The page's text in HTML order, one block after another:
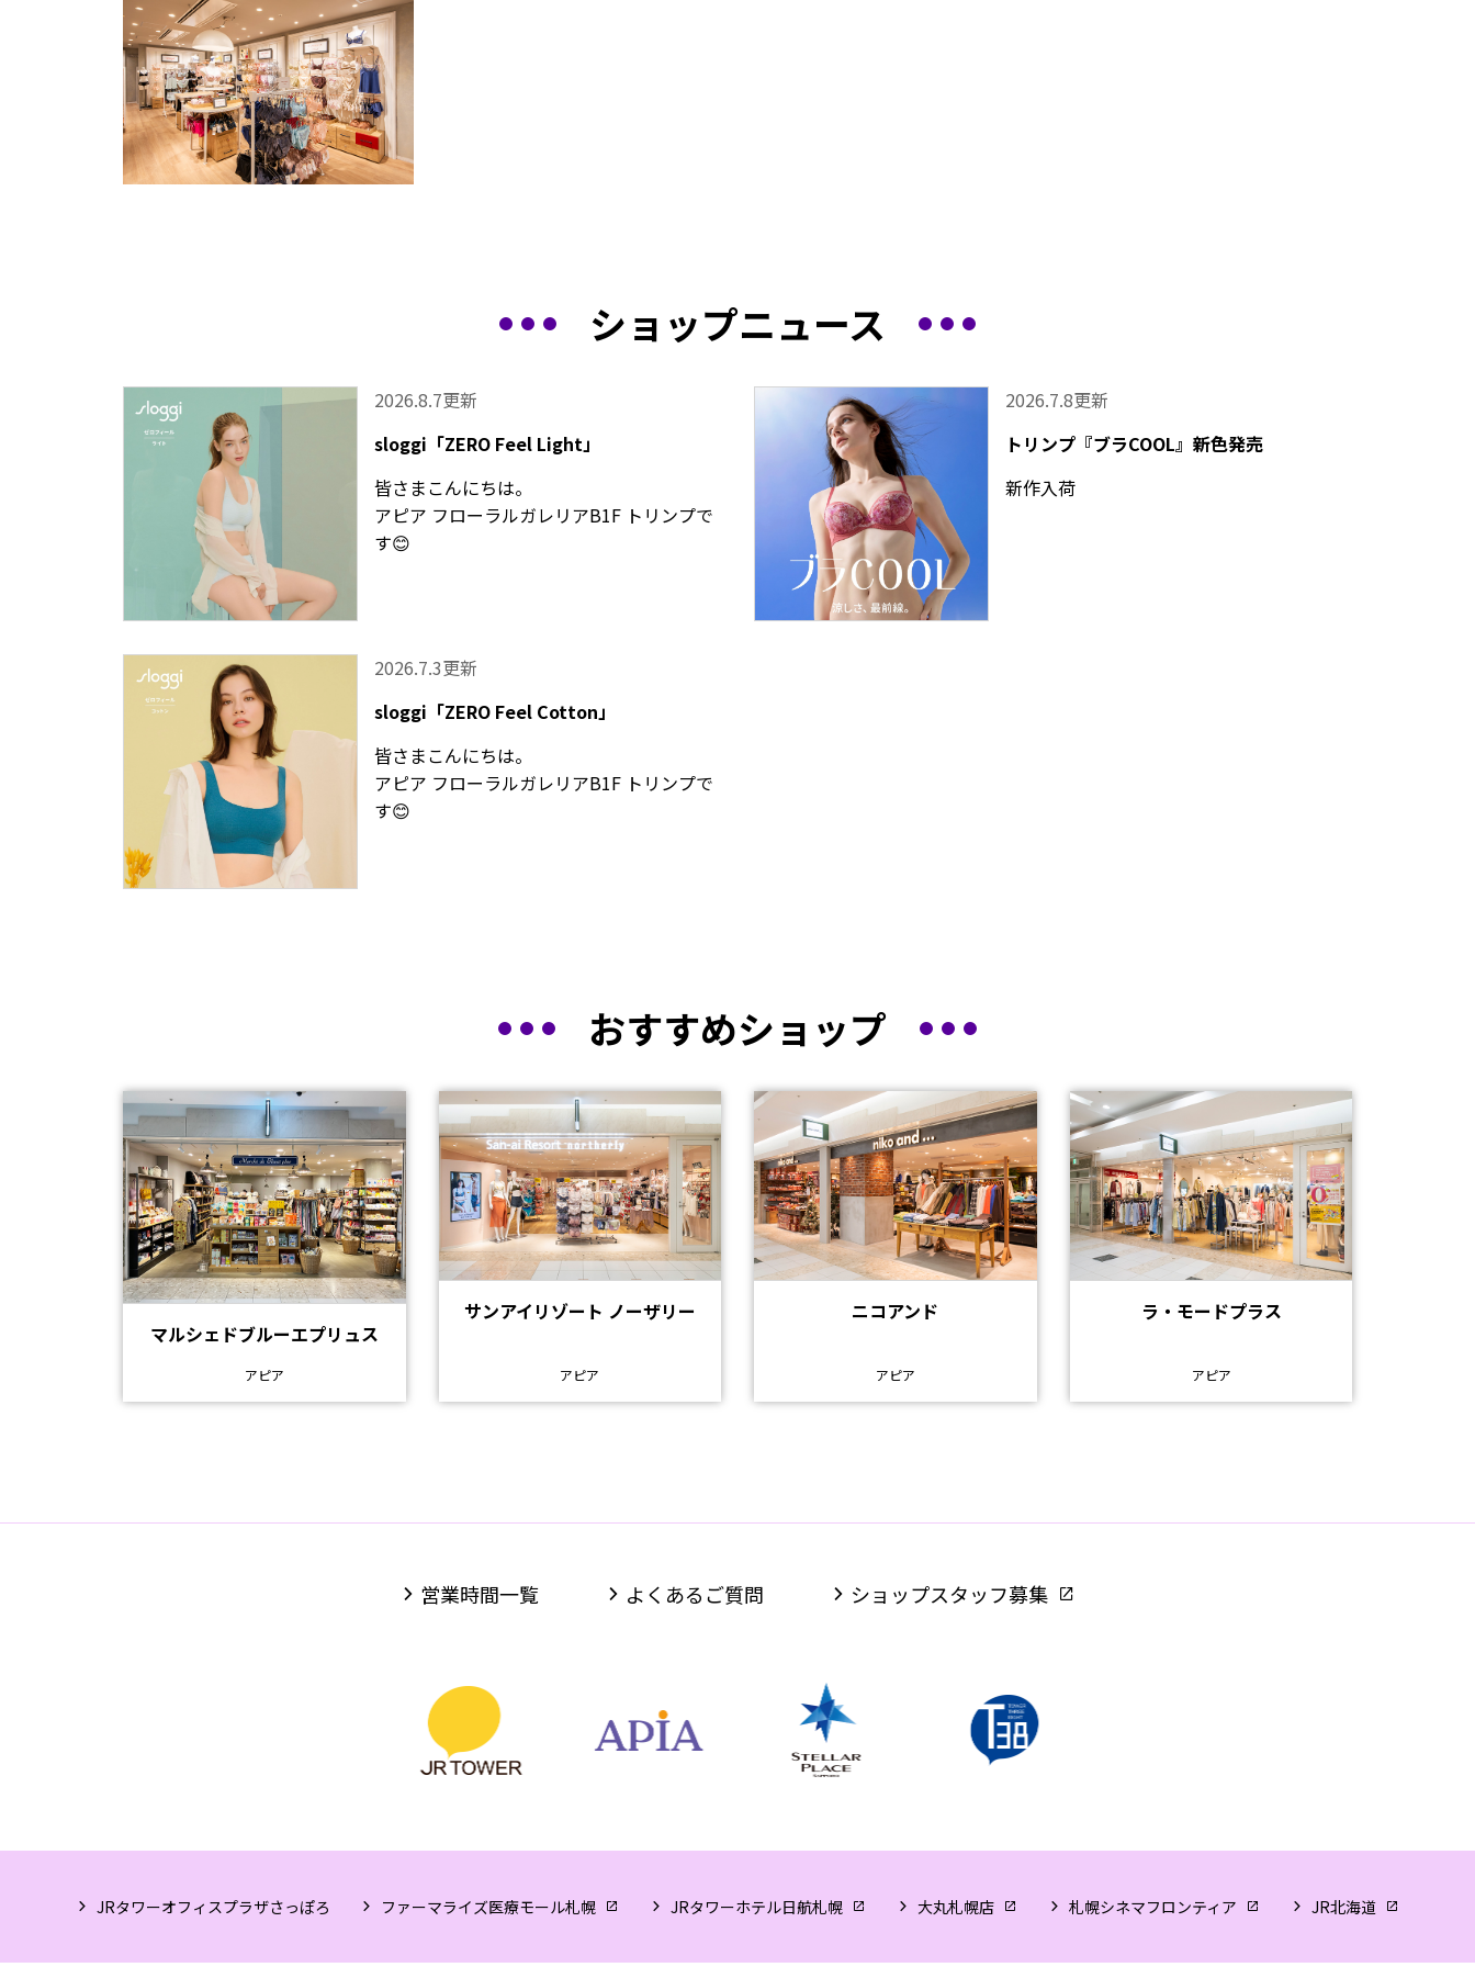
ショップニュース
2026.8.7更新
sloggi「ZERO Feel Light」
皆さまこんにちは。
アピア フローラルガレリアB1F トリンプで
す😊
2026.7.8更新
トリンプ『ブラCOOL』新色発売
新作入荷
2026.7.3更新
sloggi「ZERO Feel Cotton」
皆さまこんにちは。
アピア フローラルガレリアB1F トリンプで
す😊
おすすめショップ
マルシェドブルーエプリュス
アピア
サンアイリゾート ノーザリー
アピア
ニコアンド
アピア
ラ・モードプラス
アピア
営業時間一覧 よくあるご質問 ショップスタッフ募集
JRタワーオフィスプラザさっぽろ ファーマライズ医療モール札幌 JRタワーホテル日航札幌 大丸札幌店 札幌シネマフロンティア JR北海道